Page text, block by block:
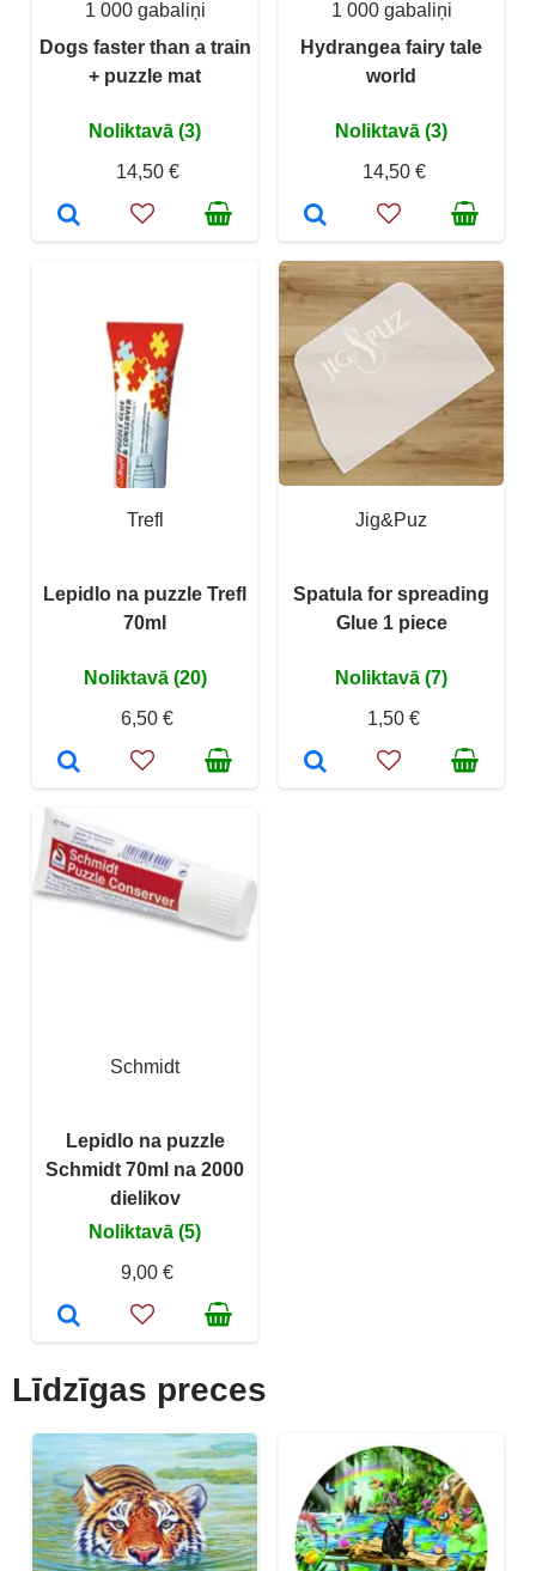
1 000 gabaliņi
Dogs faster than a train
+ puzzle mat
Noliktavā (3)
14,50 €
1 000 gabaliņi
Hydrangea fairy tale
world
Noliktavā (3)
14,50 €
Trefl
Lepidlo na puzzle Trefl
70ml
Noliktavā (20)
6,50 €
Jig&Puz
Spatula for spreading
Glue 1 piece
Noliktavā (7)
1,50 €
Schmidt
Lepidlo na puzzle
Schmidt 70ml na 2000
dielikov
Noliktavā (5)
9,00 €
Līdzīgas preces